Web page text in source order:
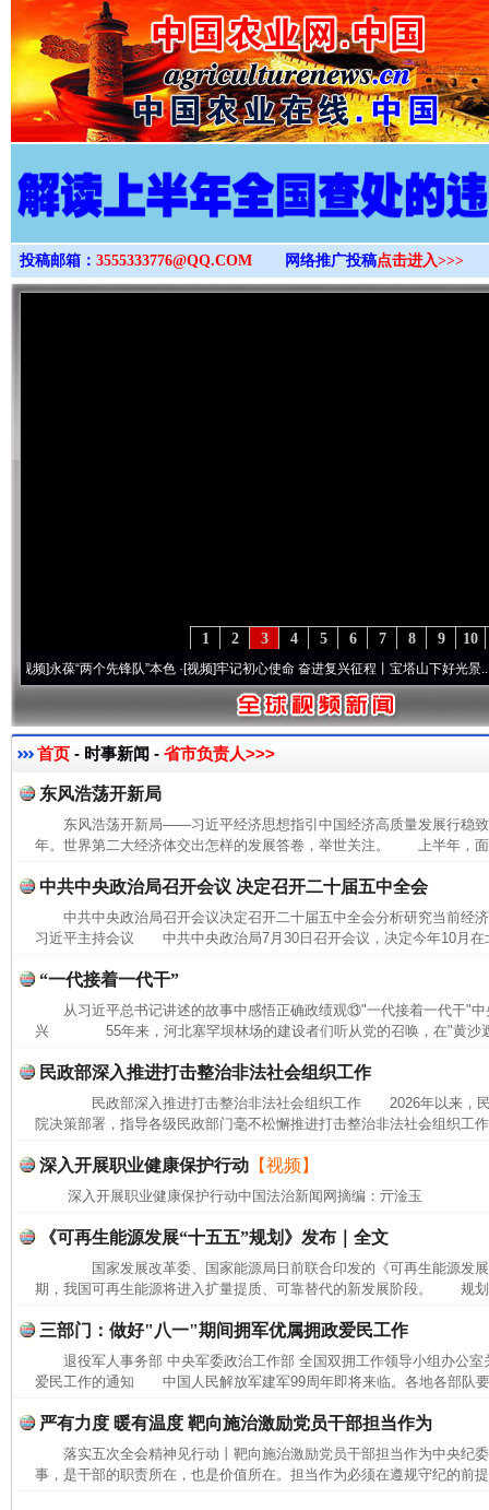
>
投稿邮箱： 3555333776@QQ.COM 网络推广投稿点击进入>>>
10
9
8
7
6
5
4
3
2
1
永葆“两个先锋队”本色·[视频]牢记初心使命 奋进复兴征程丨宝塔山下好光景..·[视频]
首页 - 时事新闻 - 省市负责人>>>
东风浩荡开新局
东风浩荡开新局——习近平经济思想指引中国经济高质量发展行
年。世界第二大经济体交出怎样的发展答卷，举世关注。 上半年，
中共中央政治局召开会议 决定召开二十届五中全会
中共中央政治局召开会议决定召开二十届五中全会分析研究当前经
习近平主持会议 中共中央政治局7月30日召开会议，决定今年10月在
“一代接着一代干”
从习近平总书记讲述的故事中感悟正确政绩观⑬"一代接着一代干"
兴 55年来，河北塞罕坝林场的建设者们听从党的召唤，在"黄沙遮
民政部深入推进打击整治非法社会组织工作
民政部深入推进打击整治非法社会组织工作 2026年以来，民
院决策部署，指导各级民政部门毫不松懈推进打击整治非法社会组织工
深入开展职业健康保护行动 【视频】
深入开展职业健康保护行动中国法治新闻网摘编：亓淦玉
《可再生能源发展“十五五”规划》发布｜全文
国家发展改革委、国家能源局日前联合印发的《可再生能源发
期，我国可再生能源将进入扩量提质、可靠替代的新发展阶段。 规
三部门：做好"八一"期间拥军优属拥政爱民工作
退役军人事务部 中央军委政治工作部 全国双拥工作领导小组办公
爱民工作的通知 中国人民解放军建军99周年即将来临。各地各部队
严有力度 暖有温度 靶向施治激励党员干部担当作为
落实五次全会精神见行动丨靶向施治激励党员干部担当作为中央
事，是干部的职责所在，也是价值所在。担当作为必须在遵规守纪的前